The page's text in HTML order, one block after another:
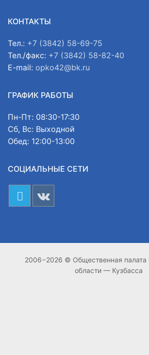
КОНТАКТЫ
Тел.: +7 (3842) 58-69-75
Тел./факс: +7 (3842) 58-82-40
E-mail: opko42@bk.ru
ГРАФИК РАБОТЫ
Пн-Пт: 08:30-17:30
Сб, Вс: Выходной
Обед: 12:00-13:00
СОЦИАЛЬНЫЕ СЕТИ
2006−2026 © Общественная палата
области — Кузбасса